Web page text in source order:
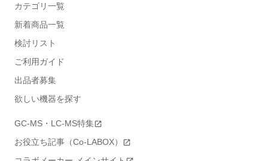
カテゴリ一覧
新着商品一覧
検討リスト
ご利用ガイド
出品者募集
欲しい機器を探す
GC-MS・LC-MS特集
お役立ち記事（Co-LABOX）